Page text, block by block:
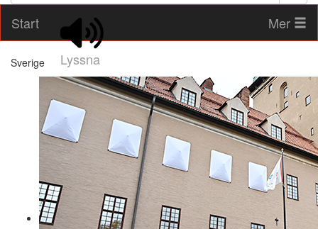
Start
Lyssna
Mer
Sverige